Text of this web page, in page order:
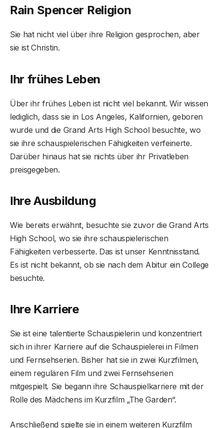
Rain Spencer Religion
Sie hat nicht viel über ihre Religion gesprochen, aber
sie ist Christin.
Ihr frühes Leben
Über ihr frühes Leben ist nicht viel bekannt. Wir wissen
lediglich, dass sie in Los Angeles, Kalifornien, geboren
wurde und die Grand Arts High School besuchte, wo
sie ihre schauspielerischen Fähigkeiten verfeinerte.
Darüber hinaus hat sie nichts über ihr Privatleben
preisgegeben.
Ihre Ausbildung
Wie bereits erwähnt, besuchte sie zuvor die Grand Arts
High School, wo sie ihre schauspielerischen
Fähigkeiten verbesserte. Das ist unser Kenntnisstand.
Es ist nicht bekannt, ob sie nach dem Abitur ein College
besuchte.
Ihre Karriere
Sie ist eine talentierte Schauspielerin und konzentriert
sich in ihrer Karriere auf die Schauspielerei in Filmen
und Fernsehserien. Bisher hat sie in zwei Kurzfilmen,
einem regulären Film und zwei Fernsehserien
mitgespielt. Sie begann ihre Schauspielkarriere mit der
Rolle des Mädchens im Kurzfilm „The Garden“.
Anschließend spielte sie in einem weiteren Kurzfilm